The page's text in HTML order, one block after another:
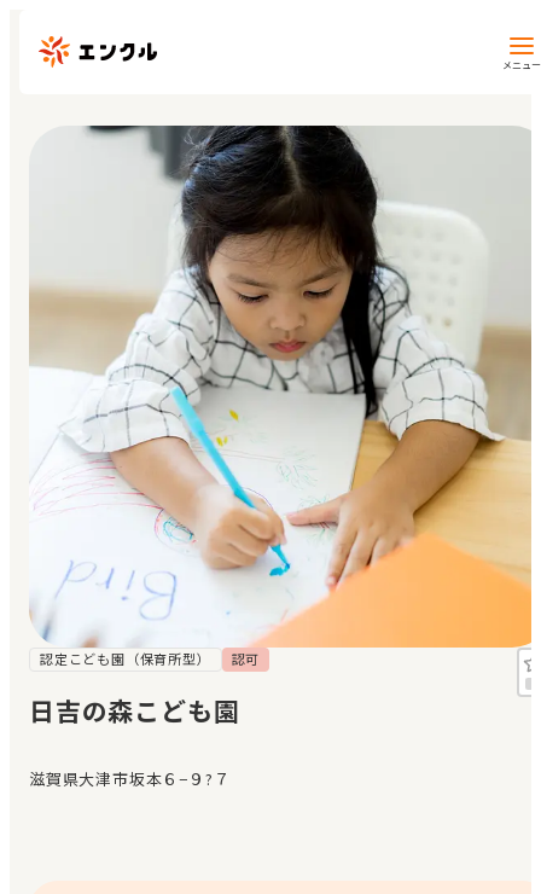
メニュー
保育園・幼稚園を探す
地図から探す
地域から探す
マイページ
閲覧履歴
お気に入り
見学日記
メッセージ
おすすめの園
エンクルの特徴と活用方法
認定こども園（保育所型） 認可
日吉の森こども園
滋賀県大津市坂本６−９?７